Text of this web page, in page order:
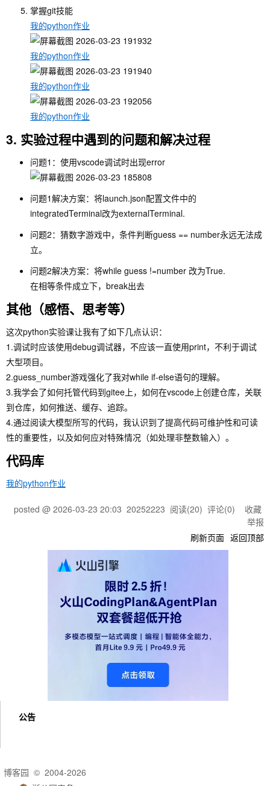
掌握git技能
我的python作业
我的python作业
我的python作业
我的python作业
3. 实验过程中遇到的问题和解决过程
问题1：使用vscode调试时出现error
问题1解决方案：将launch.json配置文件中的
integratedTerminal改为externalTerminal.
问题2：猜数字游戏中，条件判断guess == number永远无法成
立。
问题2解决方案：将while guess !=number 改为True.
在相等条件成立下，break出去
其他（感悟、思考等）
这次python实验课让我有了如下几点认识：
1.调试时应该使用debug调试器，不应该一直使用print，不利于调试
大型项目。
2.guess_number游戏强化了我对while if-else语句的理解。
3.我学会了如何托管代码到gitee上，如何在vscode上创建仓库，关联
到仓库，如何推送、缓存、追踪。
4.通过阅读大模型所写的代码，我认识到了提高代码可维护性和可读
性的重要性，以及如何应对特殊情况（如处理非整数输入）。
代码库
我的python作业
posted @ 2026-03-23 20:03 20252223 阅读(20) 评论(0) 收藏
举报
刷新页面 返回顶部
公告
博客园 © 2004-2026